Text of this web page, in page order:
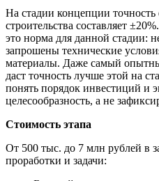
На стадии концепции
строительства составляет
это норма для данной стадии:
запрошены технические
материалы. Даже самый
даст точность лучше этой на
понять порядок инвестиций и
целесообразность, а не
Стоимость этапа
От 500 тыс. до 7 млн рублей в
проработки и задачи: